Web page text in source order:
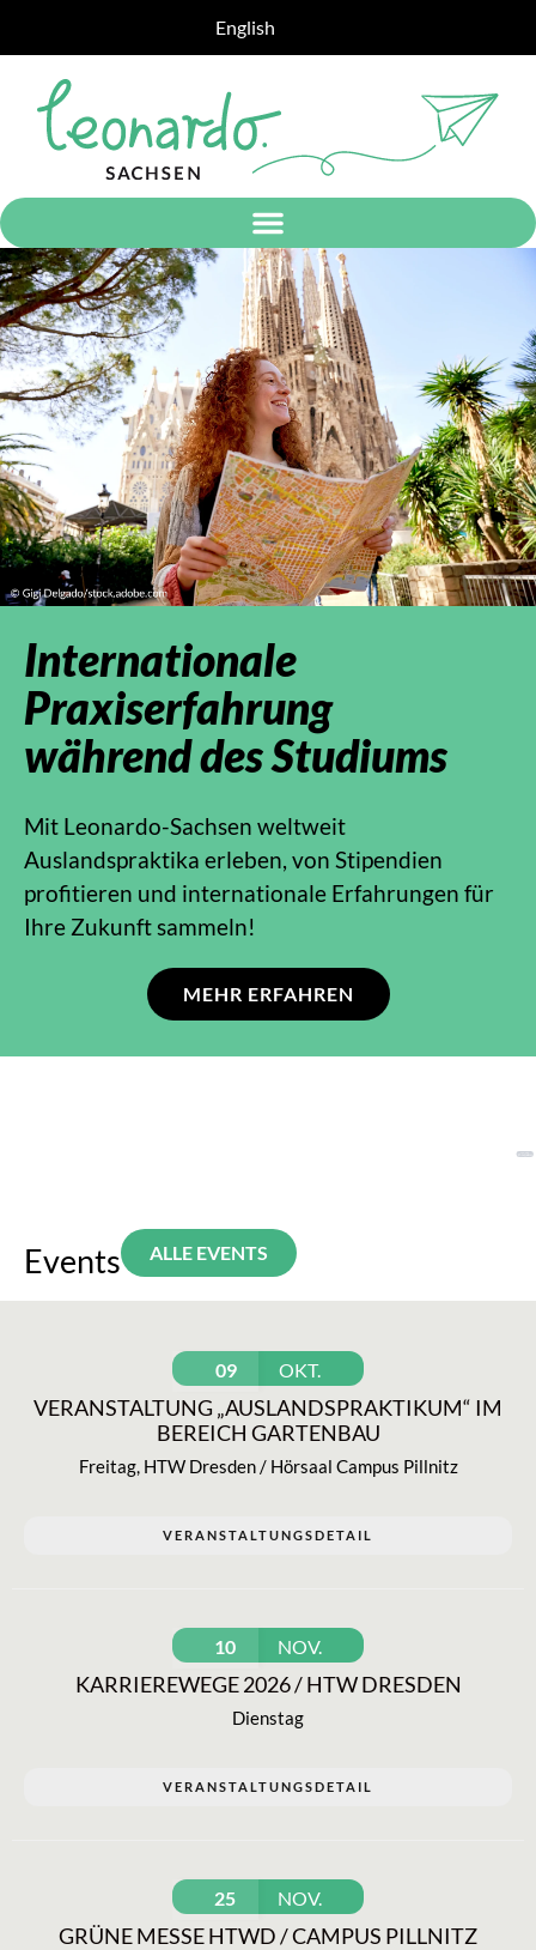
English
Internationale
Praxiserfahrung
während des Studiums
Mit Leonardo-Sachsen weltweit
Auslandspraktika erleben, von Stipendien
profitieren und internationale Erfahrungen für
Ihre Zukunft sammeln!
MEHR ERFAHREN
Events ALLE EVENTS
09 OKT.
VERANSTALTUNG „AUSLANDSPRAKTIKUM“ IM
BEREICH GARTENBAU
Freitag, HTW Dresden / Hörsaal Campus Pillnitz
VERANSTALTUNGSDETAIL
10 NOV.
KARRIEREWEGE 2026 / HTW DRESDEN
Dienstag
VERANSTALTUNGSDETAIL
25 NOV.
GRÜNE MESSE HTWD / CAMPUS PILLNITZ